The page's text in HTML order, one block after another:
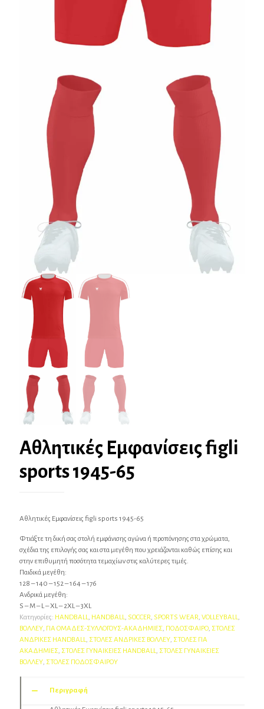
Αθλητικές Εμφανίσεις figli
sports 1945-65
Αθλητικές Εμφανίσεις figli sports 1945-65
Φτιάξτε τη δική σας στολή εμφάνισης αγώνα ή προπόνησης στα χρώματα,
σχέδια της επιλογής σας και στα μεγέθη που χρειάζονται καθώς επίσης και
στην επιθυμητή ποσότητα τεμαχίων στις καλύτερες τιμές.
Παιδικά μεγέθη:
128 – 140 – 152 – 164 – 176
Ανδρικά μεγέθη:
S – M – L – XL – 2XL – 3XL
Κατηγορίες: HANDBALL, HANDBALL, SOCCER, SPORTS WEAR, VOLLEYBALL,
ΒΟΛΛΕΥ, ΓΙΑ ΟΜΑΔΕΣ-ΣΥΛΛΟΓΟΥΣ-AΚΑΔΗΜΙΕΣ, ΠΟΔΟΣΦΑΙΡΟ, ΣΤΟΛΕΣ
ΑΝΔΡΙΚΕΣ HANDBALL, ΣΤΟΛΕΣ ΑΝΔΡΙΚΕΣ ΒΟΛΛΕΥ, ΣΤΟΛΕΣ ΓΙΑ
ΑΚΑΔΗΜΙΕΣ, ΣΤΟΛΕΣ ΓΥΝΑΙΚΕΙΕΣ HANDBALL, ΣΤΟΛΕΣ ΓΥΝΑΙΚΕΙΕΣ
ΒΟΛΛΕΥ, ΣΤΟΛΕΣ ΠΟΔΟΣΦΑΙΡΟΥ
Περιγραφή